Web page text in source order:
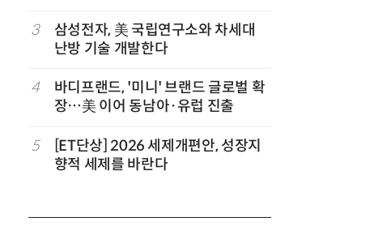
3
삼성전자, 美 국립연구소와 차세대
난방 기술 개발한다
4
바디프랜드, '미니' 브랜드 글로벌 확
장…美 이어 동남아·유럽 진출
5
[ET단상] 2026 세제개편안, 성장지
향적 세제를 바란다